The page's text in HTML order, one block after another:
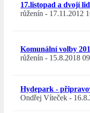
17.listopad a dvojí lid
růženín - 17.11.2012
Komunální volby
růženín - 15.8.2018
Hydepark -
Ondřej Víteček -